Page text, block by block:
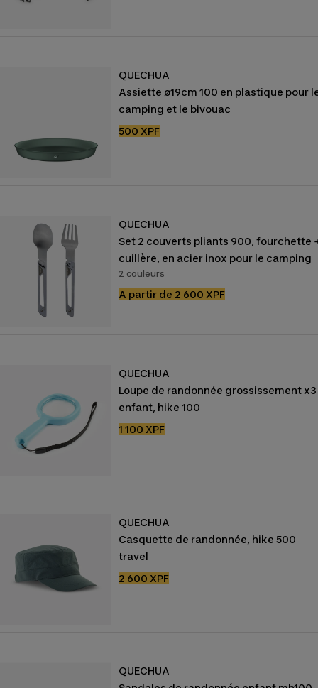
QUECHUA
Assiette ø19cm 100 en plastique pour
camping et le bivouac
Prix
500 XPF
QUECHUA
Set 2 couverts pliants 900, fourchette
cuillère, en acier inox pour le camping
2 couleurs
Prix
A partir de 2 600 XPF
QUECHUA
Loupe de randonnée grossissement x3
enfant, hike 100
Prix
1 100 XPF
QUECHUA
Casquette de randonnée, hike 500
travel
Prix
2 600 XPF
QUECHUA